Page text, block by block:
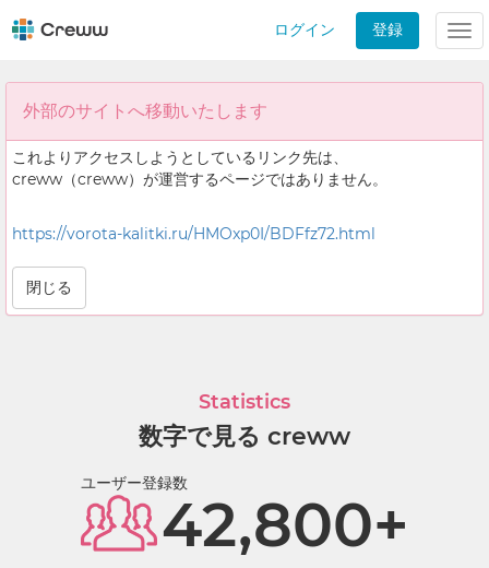
ログイン 登録
外部のサイトへ移動いたします
これよりアクセスしようとしているリンク先は、
creww（creww）が運営するページではありません。
https://vorota-kalitki.ru/HMOxp0I/BDFfz72.html
閉じる
Statistics
数字で見る creww
ユーザー登録数
42,800+